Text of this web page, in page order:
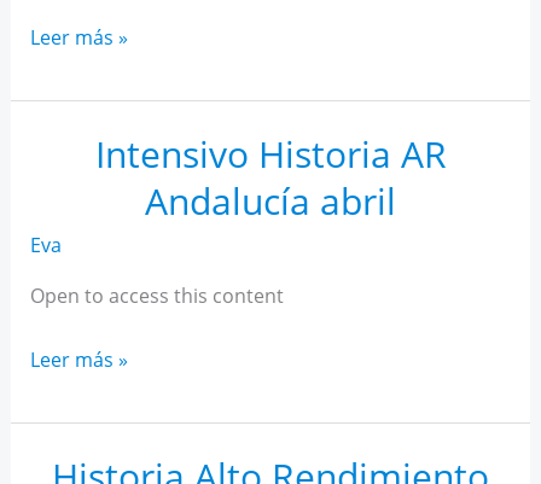
Intensivo
AR
Andalucía
Leer más »
Intensivo Historia AR
Andalucía abril
Eva
Open to access this content
Intensivo
AR
Andalucía
Leer más »